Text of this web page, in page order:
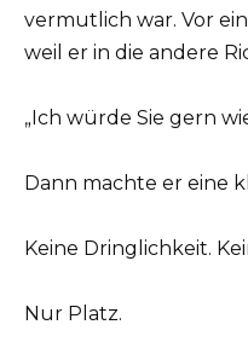
vermutlich war. Vor
weil er in die andere
„Ich würde Sie gern
Dann machte er eine
Keine Dringlichkeit.
Nur Platz.